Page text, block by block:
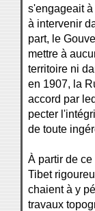
s'engageait
à intervenir
part, le
mettre à
territoire ni
en 1907, la
accord par
pecter
de toute
À partir de
Tibet
chaient à y
travaux